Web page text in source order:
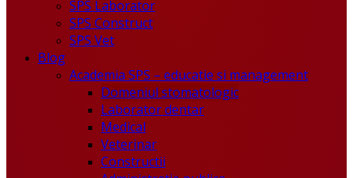
SPS Laborator
SPS Construct
SPS Vet
Blog
Academia SPS – educatie si management
Domeniul stomatologic
Laborator dentar
Medical
Veterinar
Constructii